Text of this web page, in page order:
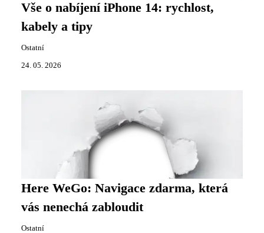
Vše o nabíjení iPhone 14: rychlost,
kabely a tipy
Ostatní
24. 05. 2026
Here WeGo: Navigace zdarma, která
vás nenechá zabloudit
Ostatní